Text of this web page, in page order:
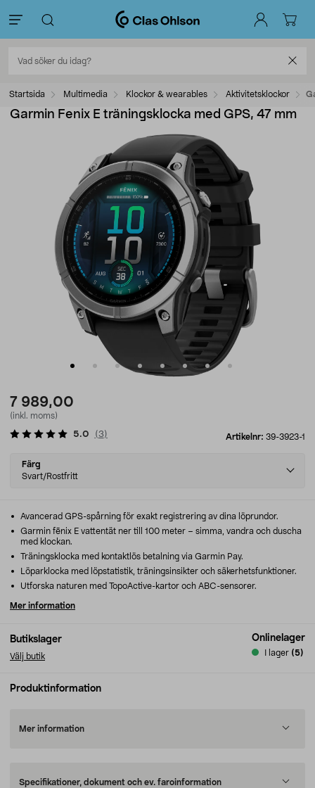
Startsida Multimedia Klockor & wearables Aktivitetsklockor
Garmin Fenix E träningsklocka med GPS, 47 mm
7 989,00
(inkl. moms)
Artikelnr: 39-3923-1
5.0 (3)
Select
variant
Färg
Svart/Rostfritt
Butikslager
Välj butik
Onlinelager
I lager (5)
Avancerad GPS-spårning för exakt registrering av dina löprundor.
Garmin fēnix E vattentät ner till 100 meter – simma, vandra och duscha
med klockan.
Träningsklocka med kontaktlös betalning via Garmin Pay.
Löparklocka med löpstatistik, träningsinsikter och säkerhetsfunktioner.
Utforska naturen med TopoActive-kartor och ABC-sensorer.
Mer information
Produktinformation
Mer information
Specifikationer, dokument och ev. faroinformation